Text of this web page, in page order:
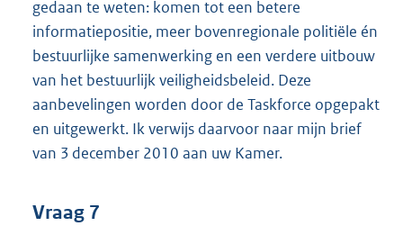
gedaan te weten: komen tot een betere
informatiepositie, meer bovenregionale politiële én
bestuurlijke samenwerking en een verdere uitbouw
van het bestuurlijk veiligheidsbeleid. Deze
aanbevelingen worden door de Taskforce opgepakt
en uitgewerkt. Ik verwijs daarvoor naar mijn brief
van 3 december 2010 aan uw Kamer.
Vraag 7